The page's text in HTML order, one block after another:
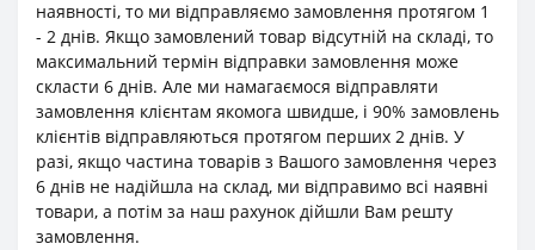
наявності, то ми відправляємо замовлення протягом 1
- 2 днів. Якщо замовлений товар відсутній на складі, то
максимальний термін відправки замовлення може
скласти 6 днів. Але ми намагаємося відправляти
замовлення клієнтам якомога швидше, і 90% замовлень
клієнтів відправляються протягом перших 2 днів. У
разі, якщо частина товарів з Вашого замовлення через
6 днів не надійшла на склад, ми відправимо всі наявні
товари, а потім за наш рахунок дійшли Вам решту
замовлення.